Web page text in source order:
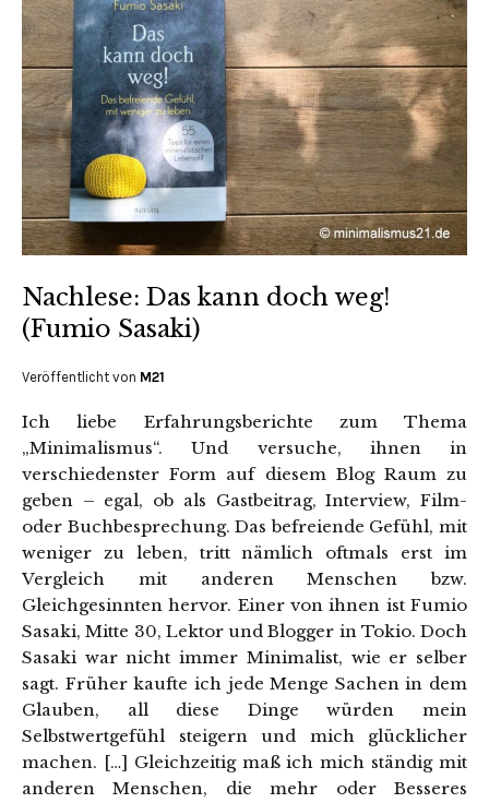
Nachlese: Das kann doch weg!
(Fumio Sasaki)
Veröffentlicht von M21
Ich liebe Erfahrungsberichte zum Thema
„Minimalismus“. Und versuche, ihnen in
verschiedenster Form auf diesem Blog Raum zu
geben – egal, ob als Gastbeitrag, Interview, Film-
oder Buchbesprechung. Das befreiende Gefühl, mit
weniger zu leben, tritt nämlich oftmals erst im
Vergleich mit anderen Menschen bzw.
Gleichgesinnten hervor. Einer von ihnen ist Fumio
Sasaki, Mitte 30, Lektor und Blogger in Tokio. Doch
Sasaki war nicht immer Minimalist, wie er selber
sagt. Früher kaufte ich jede Menge Sachen in dem
Glauben, all diese Dinge würden mein
Selbstwertgefühl steigern und mich glücklicher
machen. […] Gleichzeitig maß ich mich ständig mit
anderen Menschen, die mehr oder Besseres